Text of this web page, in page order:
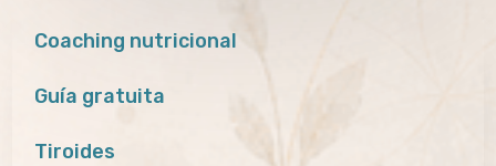
Coaching nutricional
Guía gratuita
Tiroides